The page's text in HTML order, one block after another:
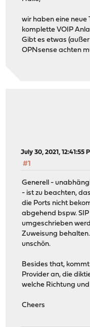
wir haben eine neue
komplette VOIP
Gibt es etwas
OPNsense achten
July 30, 2021, 12:41:55
#1
Generell -
- ist zu beachten,
die Ports nicht
abgehend bspw.
umgeschrieben
Zuweisung
unschön.
Besides that,
Provider an, die
welche Richtung
Cheers